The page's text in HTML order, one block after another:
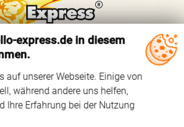
express.de in diesem
auf unserer Webseite. Einige von
während andere uns helfen,
Ihre Erfahrung bei der Nutzung
395312
3721 395333